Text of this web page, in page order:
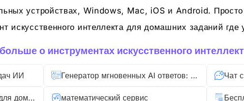
устройствах, Windows, Mac, iOS и Android. Просто
искусственного интеллекта для домашних заданий где
о инструментах искусственного
ИИ Генератор мгновенных AI ответов: задавайте вопрос или загружайте файл
Бесплатный ИИ помощник для домашних заданий: мгновенные ответы без регистрации математический сервис